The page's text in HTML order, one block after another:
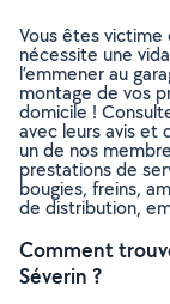
Vous êtes victime
nécessite une
l’emmener au
montage de vos
domicile !
avec leurs avis et
un de nos
prestations de
bougies, freins,
de distribution,
Comment
Séverin ?